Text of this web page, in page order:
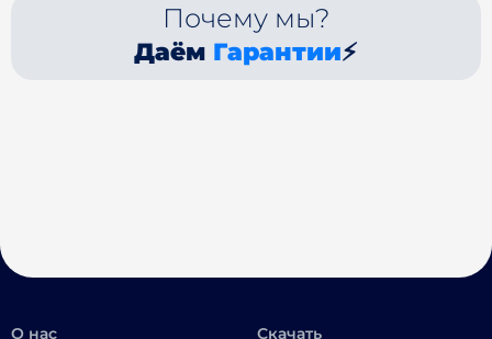
Почему мы?
Даём Гарантии⚡
О нас Скачать